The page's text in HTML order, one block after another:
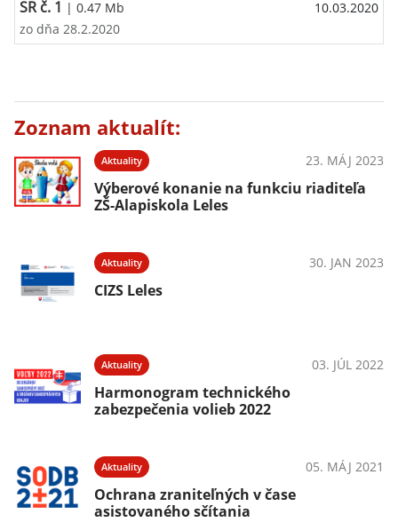
SR č. 1 | 0.47 Mb
10.03.2020
zo dňa 28.2.2020
Zoznam aktualít:
Aktuality 23. MÁJ 2023
Výberové konanie na funkciu riaditeľa
ZŠ-Alapiskola Leles
Aktuality 30. JAN 2023
CIZS Leles
Aktuality 03. JÚL 2022
Harmonogram technického
zabezpečenia volieb 2022
Aktuality 05. MÁJ 2021
Ochrana zraniteľných v čase
asistovaného sčítania